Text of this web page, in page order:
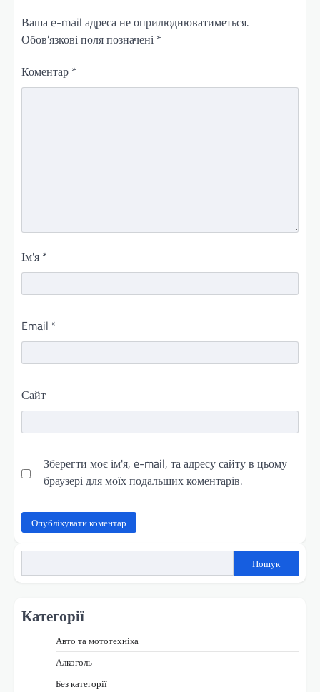
Ваша e-mail адреса не оприлюднюватиметься.
Обов’язкові поля позначені *
Коментар *
Ім'я *
Email *
Сайт
Зберегти моє ім'я, e-mail, та адресу сайту в цьому
браузері для моїх подальших коментарів.
Пошук
Категорії
Авто та мототехніка
Алкоголь
Без категорії